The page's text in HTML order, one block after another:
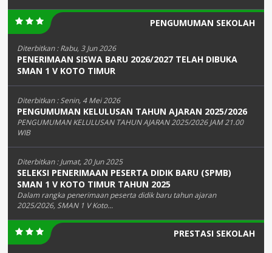
PENGUMUMAN SEKOLAH
Diterbitkan :Rabu, 3 Jun 2026
PENERIMAAN SISWA BARU 2026/2027 TELAH DIBUKA
SMAN 1 V KOTO TIMUR
Diterbitkan :Senin, 4 Mei 2026
PENGUMUMAN KELULUSAN TAHUN AJARAN 2025/2026
PENGUMUMAN KELULUSAN TAHUN AJARAN 2025/2026 JAM 21.00
WIB
Diterbitkan :Jumat, 20 Jun 2025
SELEKSI PENERIMAAN PESERTA DIDIK BARU (SPMB)
SMAN 1 V KOTO TIMUR TAHUN 2025
Dalam rangka penerimaan peserta didik baru tahun ajaran
2025/2026, SMAN 1 V Koto...
PRESTASI SEKOLAH